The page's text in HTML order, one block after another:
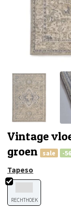
Vintage
groen
sale -
Tapeso
RECHTHOEK